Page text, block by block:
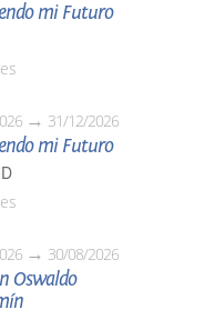
mi Futuro
31/12/2026
mi Futuro
30/08/2026
Oswaldo